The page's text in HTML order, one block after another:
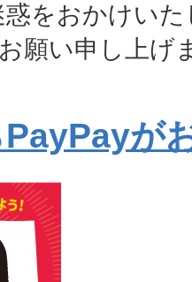
をおかけい
願い申し上
が